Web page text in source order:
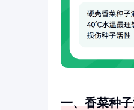
一、香菜种